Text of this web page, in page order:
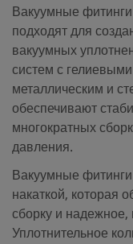
Вакуумные
подходят для
вакуумных
систем с
металлическим и
обеспечивают
многократных
давления.
Вакуумные
накаткой, которая
сборку и
Уплотнительное